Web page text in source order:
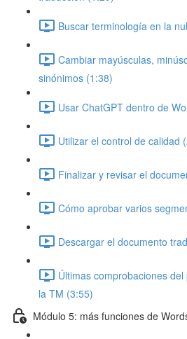
Buscar terminología en la
Cambiar mayúsculas,
sinónimos (1:38)
Usar ChatGPT dentro de
Utilizar el control de calidad
Finalizar y revisar el
Cómo aprobar varios
Descargar el documento
Últimas comprobaciones
la TM (3:55)
Módulo 5: más funciones de